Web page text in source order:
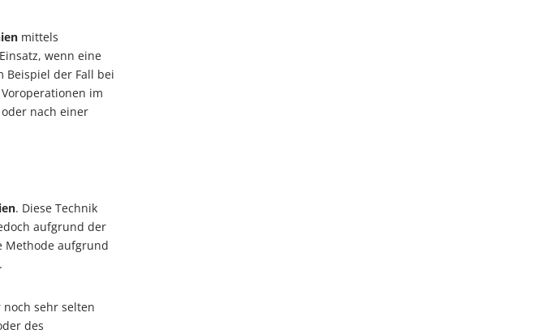
mittels
wenn eine
Beispiel der Fall bei
im
nach einer
. Diese Technik
aufgrund der
Methode aufgrund
sehr selten
des